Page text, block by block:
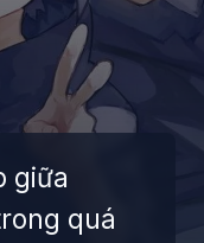
giữa
quá